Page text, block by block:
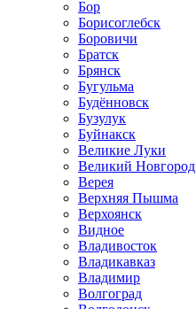
Бор
Борисоглебск
Боровичи
Братск
Брянск
Бугульма
Будённовск
Бузулук
Буйнакск
Великие Луки
Великий Новгород
Верея
Верхняя Пышма
Верхоянск
Видное
Владивосток
Владикавказ
Владимир
Волгоград